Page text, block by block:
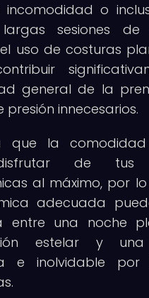
incomodidad o
sesiones de
uso de costuras
general de la
presión innecesarios.
que la
de tus
al máximo, por
adecuada
entre una noche
estelar y una
e inolvidable por